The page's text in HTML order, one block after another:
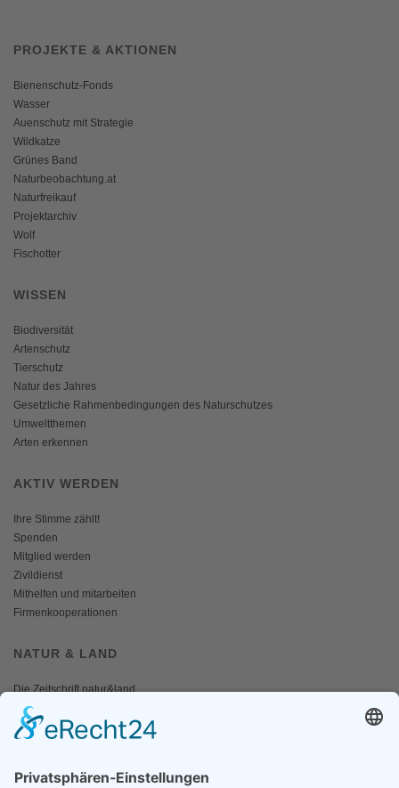
PROJEKTE & AKTIONEN
Bienenschutz-Fonds
Wasser
Auenschutz mit Strategie
Wildkatze
Grünes Band
Naturbeobachtung.at
Naturfreikauf
Projektarchiv
Wolf
Fischotter
WISSEN
Biodiversität
Artenschutz
Tierschutz
Natur des Jahres
Gesetzliche Rahmenbedingungen des Naturschutzes
Umweltthemen
Arten erkennen
AKTIV WERDEN
Ihre Stimme zählt!
Spenden
Mitglied werden
Zivildienst
Mithelfen und mitarbeiten
Firmenkooperationen
NATUR & LAND
Die Zeitschrift natur&land
Archiv
Mediadaten